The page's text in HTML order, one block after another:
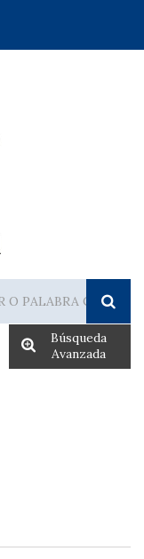
Búsqueda
Avanzada